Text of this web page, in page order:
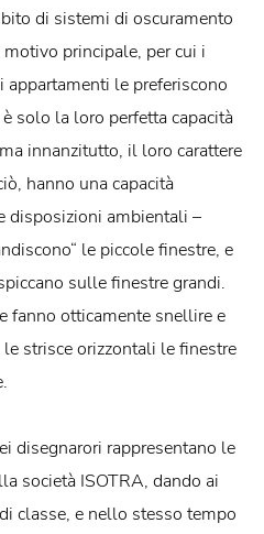
di sistemi di oscuramento
principale, per cui i
le preferiscono
solo la loro perfetta capacità
innanzitutto, il loro carattere
hanno una capacità
disposizioni ambientali –
le piccole finestre, e
sulle finestre grandi.
fanno otticamente snellire e
strisce orizzontali le finestre
disegnarori rappresentano le
società ISOTRA, dando ai
classe, e nello stesso tempo